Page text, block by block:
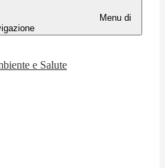
Menu di
e Salute